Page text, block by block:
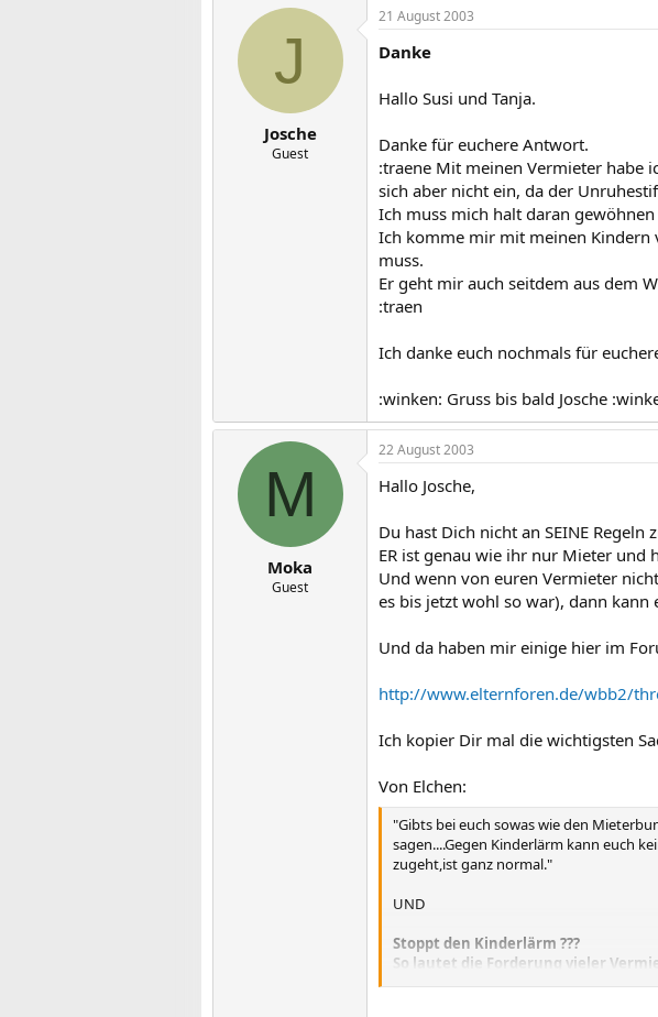
J
Josche
Guest
21 August 2003
Danke
Hallo Susi und Tanja.
Danke für euchere Antwort.
:traene Mit meinen Vermieter habe
sich aber nicht ein, da der
Ich muss mich halt daran
Ich komme mir mit meinen Kindern
muss.
Er geht mir auch seitdem aus dem
:traen
Ich danke euch nochmals für
:winken: Gruss bis bald Josche
M
Moka
Guest
22 August 2003
Hallo Josche,
Du hast Dich nicht an SEINE
ER ist genau wie ihr nur Mieter und
Und wenn von euren Vermieter
es bis jetzt wohl so war), dann kann
Und da haben mir einige hier im
http://www.elternforen.de/wbb2/
Ich kopier Dir mal die wichtigsten
Von Elchen:
"Gibts bei euch sowas wie den
sagen....Gegen Kinderlärm kann euch
zugeht,ist ganz normal."
UND
Stoppt den Kinderlärm ???
So lautet die Forderung vieler